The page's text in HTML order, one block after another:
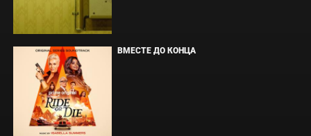
ВМЕСТЕ ДО КОНЦА